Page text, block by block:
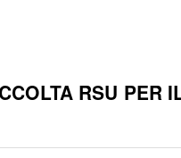
RSU PER